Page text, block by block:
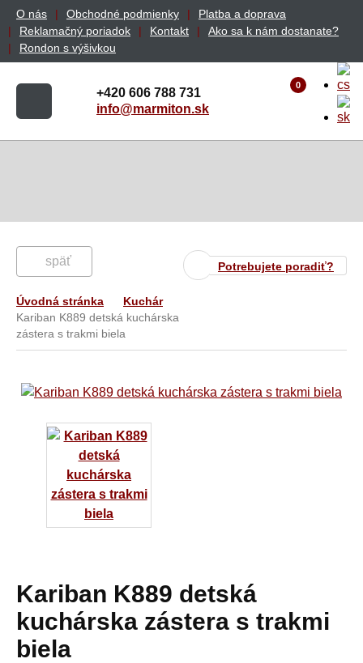
O nás Obchodné podmienky
Platba a doprava
Reklamačný poriadok
Kontakt
Ako sa k nám dostanate?
Rondon s výšivkou
+420 606 788 731
info@marmiton.sk
0
Potrebujete poradiť?
späť
Úvodná stránka
Kuchár
Kariban K889 detská kuchárska
zástera s trakmi biela
Kariban K889 detská
kuchárska zástera s trakmi
biela